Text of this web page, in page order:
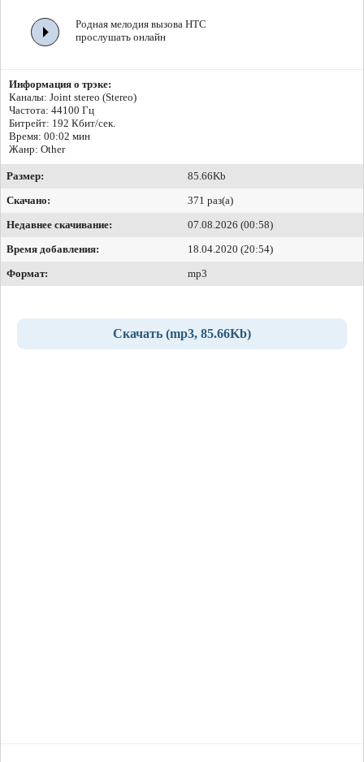
Родная мелодия вызова HTC
прослушать онлайн
Информация о трэке:
Каналы: Joint stereo (Stereo)
Частота: 44100 Гц
Битрейт: 192 Кбит/сек.
Время: 00:02 мин
Жанр: Other
Размер:
85.66Kb
Скачано:
371 раз(а)
Недавнее скачивание:
07.08.2026 (00:58)
Время добавления:
18.04.2020 (20:54)
Формат:
mp3
Скачать (mp3, 85.66Kb)